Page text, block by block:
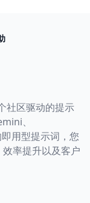
社区驱动的提示
、
用型提示词，您
率提升以及客户